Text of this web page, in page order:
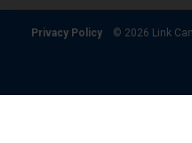
Privacy Policy © 2026 Link